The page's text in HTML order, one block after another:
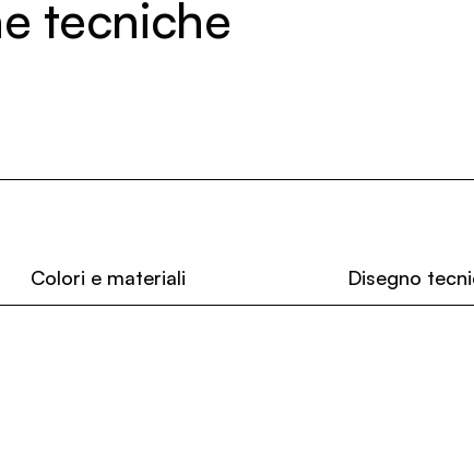
tecniche
Colori e materiali Disegno